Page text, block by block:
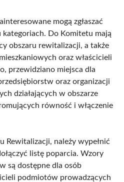
mogą zgłaszać
Do Komitetu mają
obszaru rewitalizacji, a także
oraz właścicieli
przewidziano miejsca dla
oraz organizacji
działających w obszarze
równość i włączenie
Rewitalizacji, należy wypełnić
listę poparcia. Wzory
są dostępne dla osób
podmiotów prowadzących